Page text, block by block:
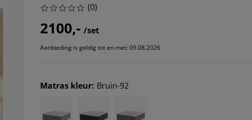
(0)
2100,- /set
Aanbieding is geldig tot en met: 09.08.2026
Matras kleur: Bruin-92